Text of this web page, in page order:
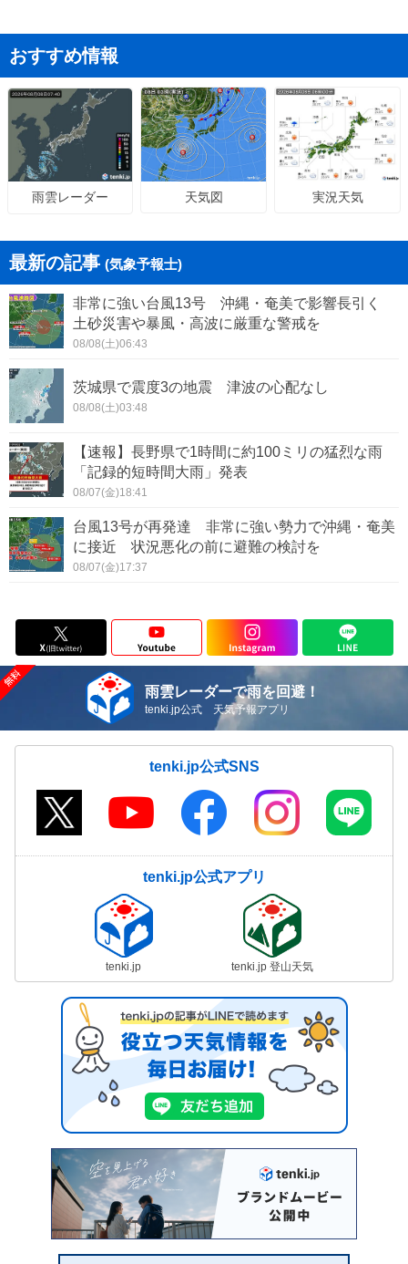
おすすめ情報
雨雲レーダー 天気図 実況天気
最新の記事 (気象予報士)
非常に強い台風13号 沖縄・奄美で影響長引く
土砂災害や暴風・高波に厳重な警戒を
08/08(土)06:43
茨城県で震度3の地震 津波の心配なし
08/08(土)03:48
【速報】長野県で1時間に約100ミリの猛烈な雨
「記録的短時間大雨」発表
08/07(金)18:41
台風13号が再発達 非常に強い勢力で沖縄・奄美
に接近 状況悪化の前に避難の検討を
08/07(金)17:37
雨雲レーダーで雨を回避！
tenki.jp公式 天気予報アプリ
tenki.jp公式SNS
tenki.jp公式アプリ
tenki.jp tenki.jp 登山天気